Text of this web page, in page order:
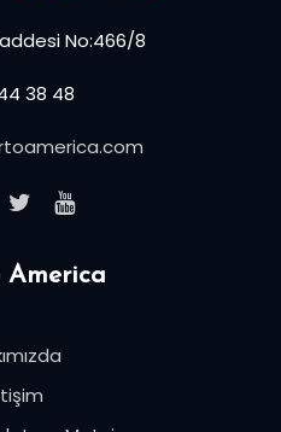
No:466/8
38 48
America